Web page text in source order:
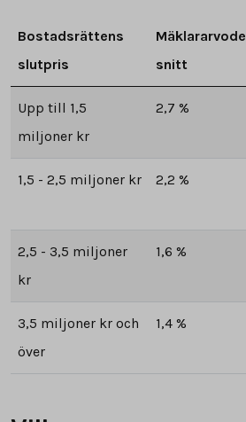
Bostadsrättens
slutpris
Mäklararvode
snitt
Upp till 1,5
miljoner kr
2,7 %
1,5 - 2,5 miljoner kr 2,2 %
2,5 - 3,5 miljoner
kr
1,6 %
3,5 miljoner kr och
över
1,4 %